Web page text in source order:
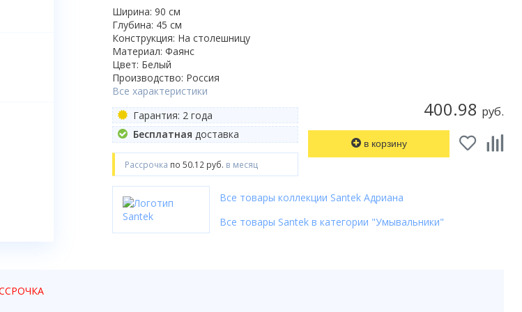
400.98 руб.
в корзину
Ширина: 90 см
Глубина: 45 см
Конструкция: На столешницу
Материал: Фаянс
Цвет: Белый
Производство: Россия
Все характеристики
Гарантия: 2 года
Бесплатная доставка
Рассрочка по 50.12 руб. в месяц
Все товары коллекции Santek Адриана
Все товары Santek в категории "Умывальники"